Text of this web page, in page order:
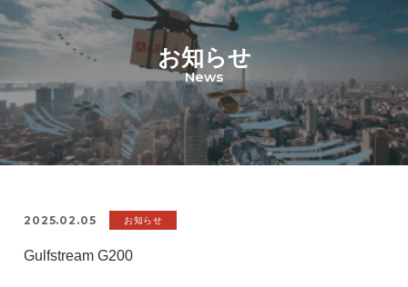
お知らせ
News
2025.02.05 お知らせ
Gulfstream G200